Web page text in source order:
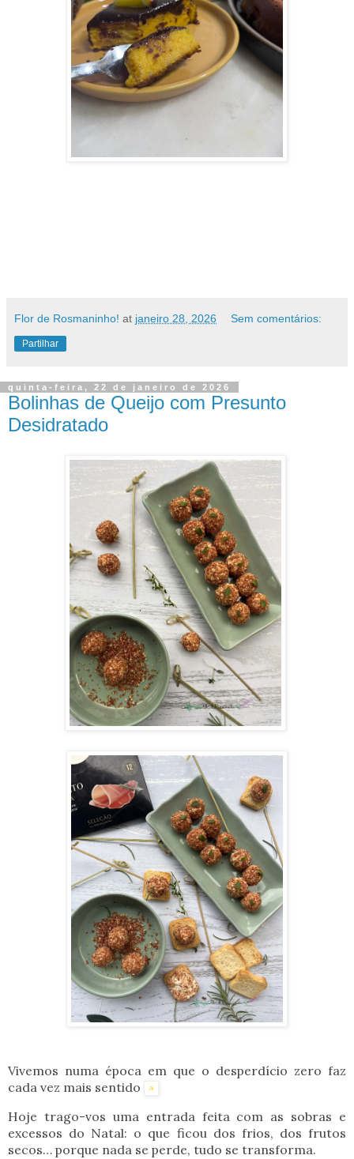
Flor de Rosmaninho! at janeiro 28, 2026 Sem comentários:
Partilhar
quinta-feira, 22 de janeiro de 2026
Bolinhas de Queijo com Presunto
Desidratado
Vivemos numa época em que o desperdício zero faz
cada vez mais sentido
Hoje trago-vos uma entrada feita com as sobras e
excessos do Natal: o que ficou dos frios, dos frutos
secos… porque nada se perde, tudo se transforma.